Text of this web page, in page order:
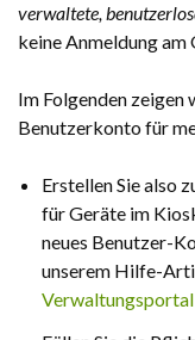
verwaltete,
keine Anmeldung
Im Folgenden zeigen
Benutzerkonto für
Erstellen Sie also
für Geräte im
neues Benutzer-
unserem Hilfe-
Verwaltungsportal